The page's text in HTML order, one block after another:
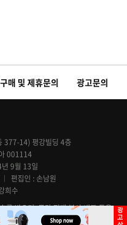
매 및 제휴문의 광고문의
377-14) 평강빌딩 4층
001114
9월 13일
편집인
손남원
희수
를 받으며, 무단 전재 복사 배포 등을
rights reserved.